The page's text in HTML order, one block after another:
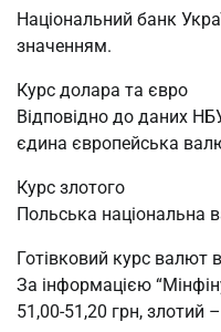
Національний банк
значенням.
Курс долара та євро
Відповідно до даних
єдина європейська
Курс злотого
Польська національна
Готівковий курс валют
За інформацією
51,00-51,20 грн, злотий